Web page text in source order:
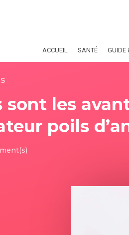
ACCUEIL SANTÉ GUIDE
sont les
poils